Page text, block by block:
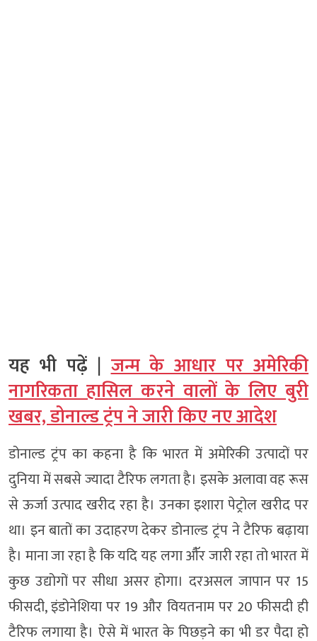
यह भी पढ़ें |जन्म के आधार पर अमेरिकी
नागरिकता हासिल करने वालों के लिए बुरी
खबर, डोनाल्ड ट्रंप ने जारी किए नए आदेश
डोनाल्ड ट्रंप का कहना है कि भारत में अमेरिकी उत्पादों पर
दुनिया में सबसे ज्यादा टैरिफ लगता है। इसके अलावा वह रूस
से ऊर्जा उत्पाद खरीद रहा है। उनका इशारा पेट्रोल खरीद पर
था। इन बातों का उदाहरण देकर डोनाल्ड ट्रंप ने टैरिफ बढ़ाया
है। माना जा रहा है कि यदि यह लगा औॅर जारी रहा तो भारत में
कुछ उद्योगों पर सीधा असर होगा। दरअसल जापान पर 15
फीसदी, इंडोनेशिया पर 19 और वियतनाम पर 20 फीसदी ही
टैरिफ लगाया है। ऐसे में भारत के पिछड़ने का भी डर पैदा हो